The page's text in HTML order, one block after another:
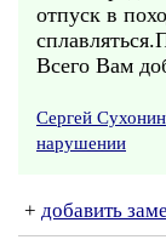
отпуск в
Всего Вам
Сергей Сухонин
нарушении
+ добавить